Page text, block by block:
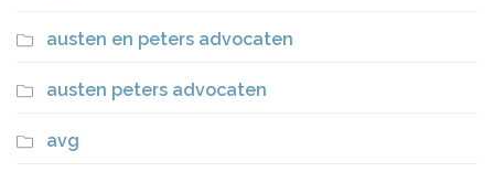
austen en peters advocaten
austen peters advocaten
avg